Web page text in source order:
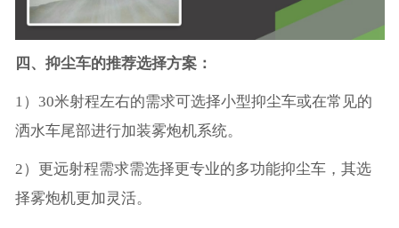
四、抑尘车的推荐选择方案：
1）30米射程左右的需求可选择小型抑尘车或在常见的
洒水车尾部进行加装雾炮机系统。
2）更远射程需求需选择更专业的多功能抑尘车，其选
择雾炮机更加灵活。